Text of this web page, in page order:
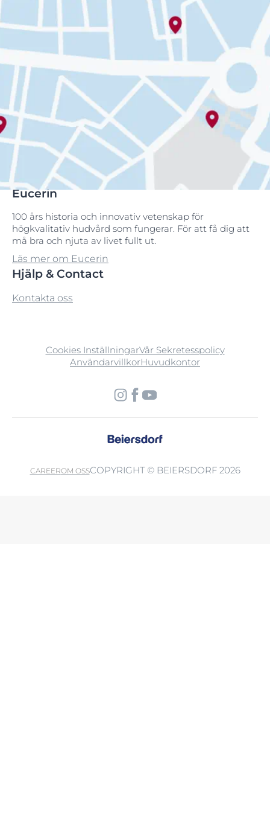
Eucerin
100 års historia och innovativ vetenskap för
högkvalitativ hudvård som fungerar. För att få dig att
må bra och njuta av livet fullt ut.
Läs mer om Eucerin
Hjälp & Contact
Kontakta oss
Cookies InställningarVår Sekretesspolicy
AnvändarvillkorHuvudkontor
CAREEROM OSSCOPYRIGHT © BEIERSDORF 2026